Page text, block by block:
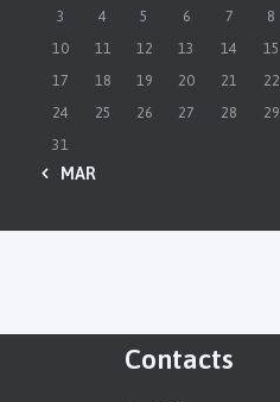
3
4 5 6 7 8
10
11 12 13 14 15
17
18 19 20 21 22
24
25 26 27 28 29
31
« MAR
Contacts